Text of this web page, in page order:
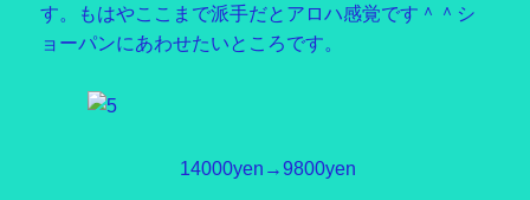
す。もはやここまで派手だとアロハ感覚です＾＾シ
ョーパンにあわせたいところです。
14000yen→9800yen